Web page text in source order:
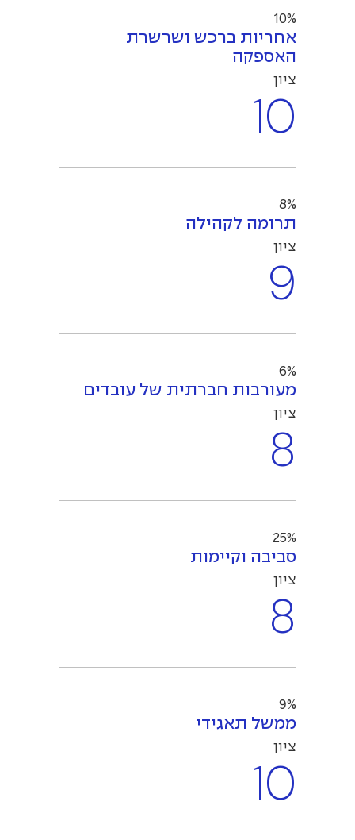
10%
אחריות ברכש ושרשרת
האספקה
ציון
10
8%
תרומה לקהילה
ציון
9
6%
מעורבות חברתית של עובדים
ציון
8
25%
סביבה וקיימות
ציון
8
9%
ממשל תאגידי
ציון
10